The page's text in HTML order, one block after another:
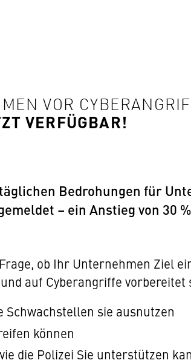
VOR
VERFÜGBAR!
Bedrohungen für
– ein Anstieg von 30
ob Ihr Unternehmen Ziel
auf Cyberangriffe vorbereitet
Schwachstellen sie ausnutzen
können
die Polizei Sie unterstützen